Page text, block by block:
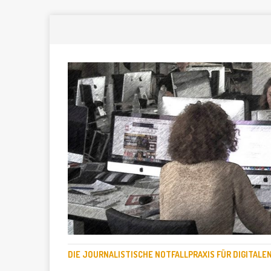
DIE JOURNALISTISCHE NOTFALLPRAXIS FÜR